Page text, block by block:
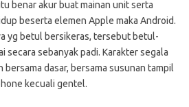
benar akur buat mainan unit serta
beserta elemen Apple maka Android.
yg betul bersikeras, tersebut betul-
secara sebanyak padi. Karakter segala
dasar, bersama susunan tampil
kecuali gentel.